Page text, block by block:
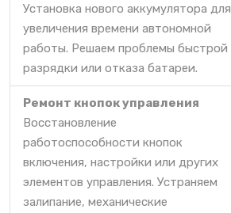
Установка нового аккумулятора для
увеличения времени автономной
работы. Решаем проблемы быстрой
разрядки или отказа батареи.
Ремонт кнопок управления
Восстановление
работоспособности кнопок
включения, настройки или других
элементов управления. Устраняем
залипание, механические